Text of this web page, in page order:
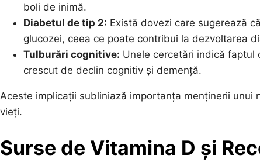
boli de inimă.
Diabetul de tip 2: Există dovezi care sugerează
glucozei, ceea ce poate contribui la dezvoltarea
Tulburări cognitive: Unele cercetări indică
crescut de declin cognitiv și demență.
Aceste implicații subliniază importanța menținerii unui
vieți.
Surse de Vitamina D și